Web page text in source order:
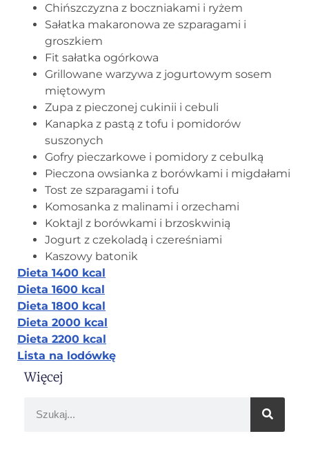
Chińszczyzna z boczniakami i ryżem
Sałatka makaronowa ze szparagami i
groszkiem
Fit sałatka ogórkowa
Grillowane warzywa z jogurtowym sosem
miętowym
Zupa z pieczonej cukinii i cebuli
Kanapka z pastą z tofu i pomidorów
suszonych
Gofry pieczarkowe i pomidory z cebulką
Pieczona owsianka z borówkami i migdałami
Tost ze szparagami i tofu
Komosanka z malinami i orzechami
Koktajl z borówkami i brzoskwinią
Jogurt z czekoladą i czereśniami
Kaszowy batonik
Dieta 1400 kcal
Dieta 1600 kcal
Dieta 1800 kcal
Dieta 2000 kcal
Dieta 2200 kcal
Lista na lodówkę
Więcej